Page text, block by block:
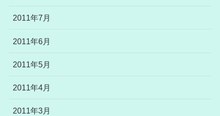
2011年7月
2011年6月
2011年5月
2011年4月
2011年3月